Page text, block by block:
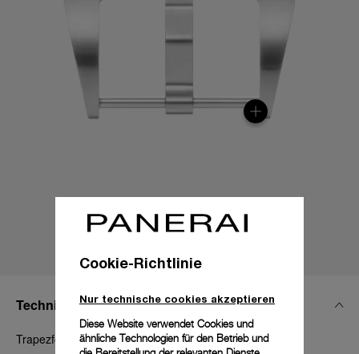
Technische Details
Trapezförmig, Stahl satiniert, 22 mm
Cookie-Richtlinie
Nur technische cookies akzeptieren
Diese Website verwendet Cookies und
ähnliche Technologien für den Betrieb und